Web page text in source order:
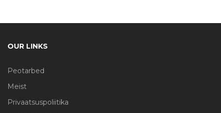
OUR LINKS
Peotarbed
Meist
Privaatsuspoliitika